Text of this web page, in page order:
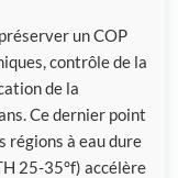
un COP
contrôle de la
de la
Ce dernier point
à eau dure
25-35°f) accélère